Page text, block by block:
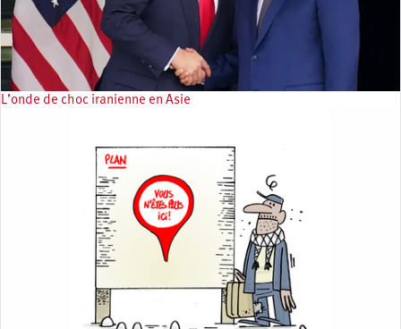
L’onde de choc iranienne en Asie